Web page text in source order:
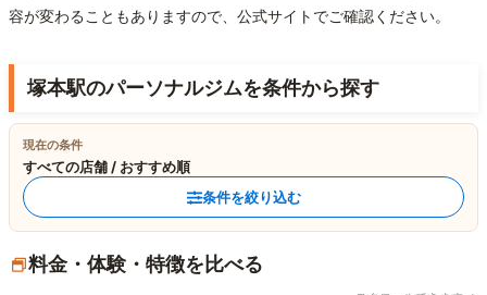
容が変わることもありますので、公式サイトでご確認ください。
塚本駅のパーソナルジムを条件から探す
現在の条件
すべての店舗 / おすすめ順
条件を絞り込む
料金・体験・特徴を比べる